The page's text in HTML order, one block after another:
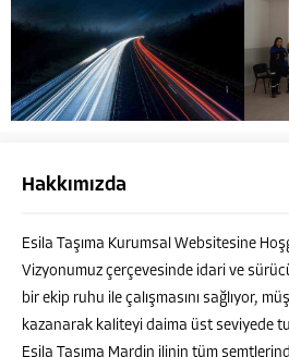
Hakkımızda
Esila Taşıma Kurumsal Websitesine
Vizyonumuz çerçevesinde idari ve
bir ekip ruhu ile çalışmasını sağlıyor,
kazanarak kaliteyi daima üst seviyede
Esila Taşıma Mardin ilinin tüm